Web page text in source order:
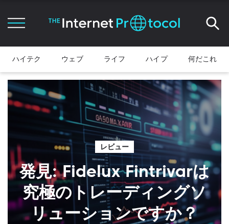
ハイテク ウェブ ライフ ハイプ 何だこれ
レビュー
発見: Fidelux Fintrivarは
究極のトレーディングソ
リューションですか？